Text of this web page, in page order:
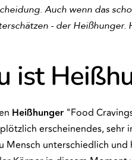
Auch wenn das
- der Heißhunger.
ist
Heißhunger "Food
erscheinendes, sehr
Mensch unterschiedlich